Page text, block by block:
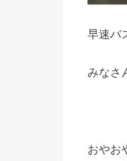
早速バ
みなさ
おやお